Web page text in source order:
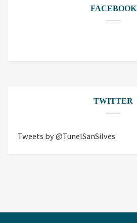
FACEBOOK
TWITTER
Tweets by @TunelSanSilves